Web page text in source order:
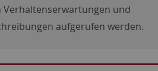
und
aufgerufen werden.